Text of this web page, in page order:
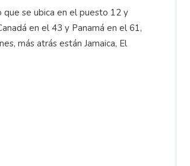
que se ubica en el puesto 12 y
en el 43 y Panamá en el 61,
más atrás están Jamaica, El